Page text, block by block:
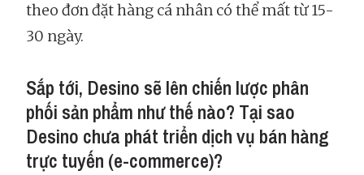
theo đơn đặt hàng cá nhân có thể mất từ 15-
30 ngày.
Sắp tới, Desino sẽ lên chiến lược phân
phối sản phẩm như thế nào? Tại sao
Desino chưa phát triển dịch vụ bán hàng
trực tuyến (e-commerce)?